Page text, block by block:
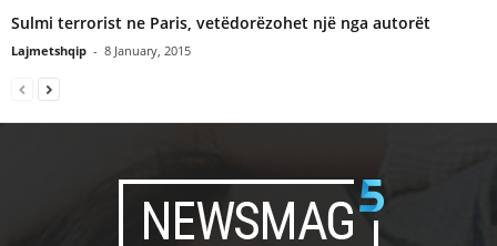
Sulmi terrorist ne Paris, vetëdorëzohet një nga autorët
Lajmetshqip - 8 January, 2015